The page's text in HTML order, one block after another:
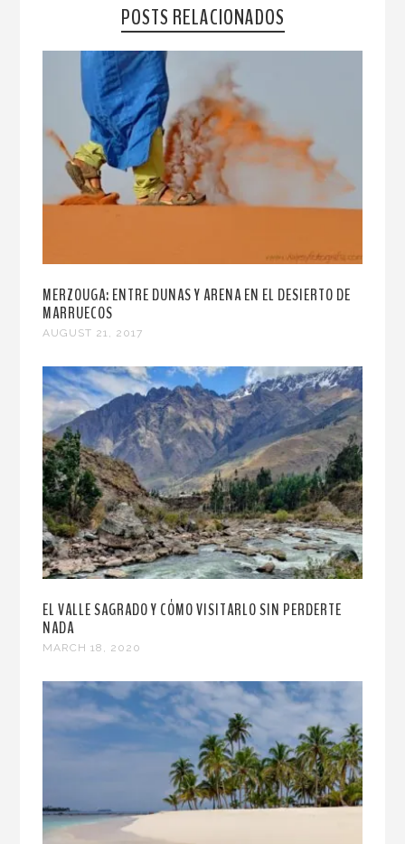
POSTS RELACIONADOS
MERZOUGA: ENTRE DUNAS Y ARENA EN EL DESIERTO DE
MARRUECOS
AUGUST 21, 2017
EL VALLE SAGRADO Y CÓMO VISITARLO SIN PERDERTE
NADA
MARCH 18, 2020